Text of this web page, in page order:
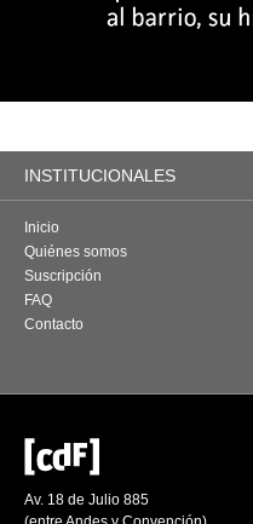
INSTITUCIONALES
Inicio
Quiénes somos
Suscripción
FAQ
Contacto
Av. 18 de Julio 885